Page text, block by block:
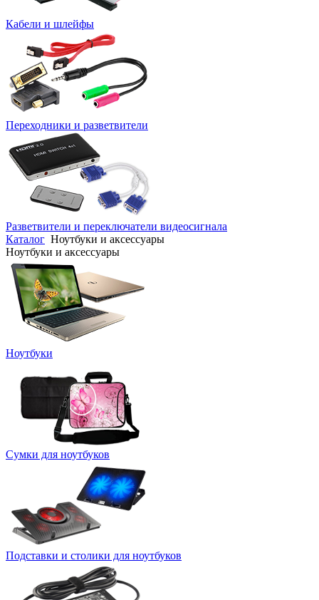
Кабели и шлейфы
Переходники и разветвители
Разветвители и переключатели видеосигнала
Каталог Ноутбуки и аксессуары
Ноутбуки и аксессуары
Ноутбуки
Сумки для ноутбуков
Подставки и столики для ноутбуков